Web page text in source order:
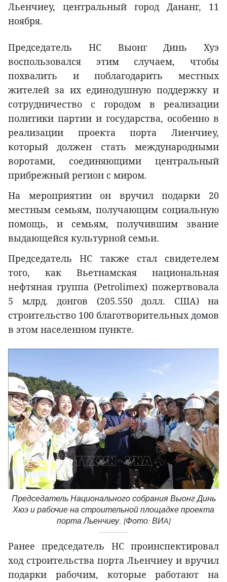
Льенчиеу, центральный город Дананг, 11
ноября.
Председатель НС Выонг Динь Хуэ
воспользовался этим случаем, чтобы
похвалить и поблагодарить местных
жителей за их единодушную поддержку и
сотрудничество с городом в реализации
политики партии и государства, особенно в
реализации проекта порта Лиенчиеу,
который должен стать международными
воротами, соединяющими центральный
прибрежный регион с миром.
На мероприятии он вручил подарки 20
местным семьям, получающим социальную
помощь, и семьям, получившим звание
выдающейся культурной семьи.
Председатель НС также стал свидетелем
того, как Вьетнамская национальная
нефтяная группа (Petrolimex) пожертвовала
5 млрд. донгов (205.550 долл. США) на
строительство 100 благотворительных домов
в этом населенном пункте.
Председатель Национального собрания Выонг Динь
Хюэ и рабочие на строительной площадке проекта
порта Льенчиеу. (Фото: ВИA)
Ранее председатель НС проинспектировал
ход строительства порта Льенчиеу и вручил
подарки рабочим, которые работают на